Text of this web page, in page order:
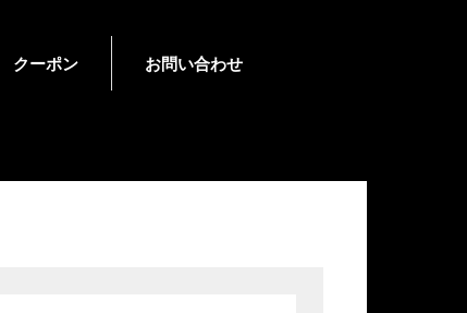
クーポン お問い合わせ